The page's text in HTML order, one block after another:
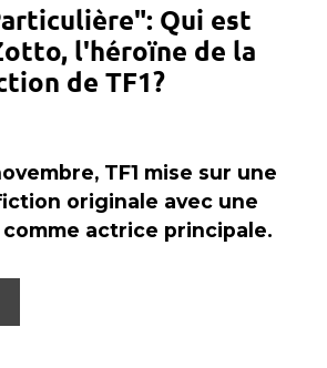
Qui est
l'héroïne de la
de TF1?
TF1 mise sur une
originale avec une
actrice principale.